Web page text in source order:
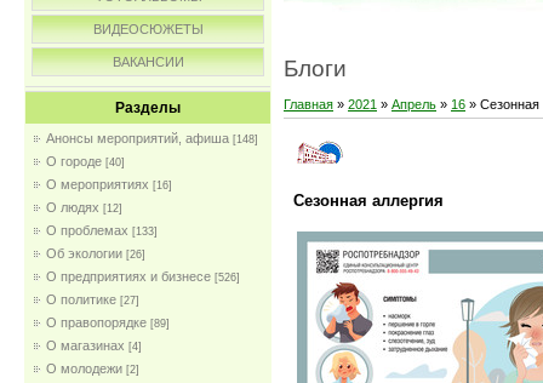
ВИДЕОСЮЖЕТЫ
ВАКАНСИИ
Разделы
Анонсы мероприятий, афиша [148]
О городе [40]
О мероприятиях [16]
О людях [12]
О проблемах [133]
Об экологии [26]
О предприятиях и бизнесе [526]
О политике [27]
О правопорядке [89]
О магазинах [4]
О молодежи [2]
Блоги
Главная » 2021 » Апрель » 16 » Сезонная
Сезонная аллергия